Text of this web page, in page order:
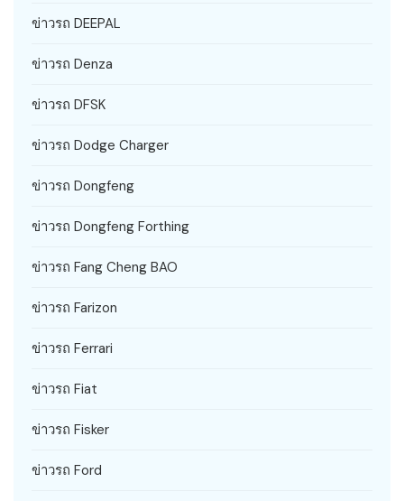
ข่าวรถ DEEPAL
ข่าวรถ Denza
ข่าวรถ DFSK
ข่าวรถ Dodge Charger
ข่าวรถ Dongfeng
ข่าวรถ Dongfeng Forthing
ข่าวรถ Fang Cheng BAO
ข่าวรถ Farizon
ข่าวรถ Ferrari
ข่าวรถ Fiat
ข่าวรถ Fisker
ข่าวรถ Ford